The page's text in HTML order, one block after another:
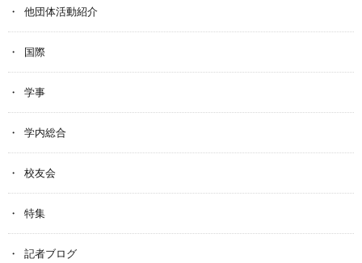
他団体活動紹介
国際
学事
学内総合
校友会
特集
記者ブログ